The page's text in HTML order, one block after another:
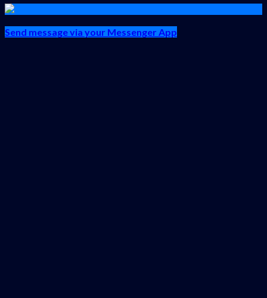
Send message via your Messenger App